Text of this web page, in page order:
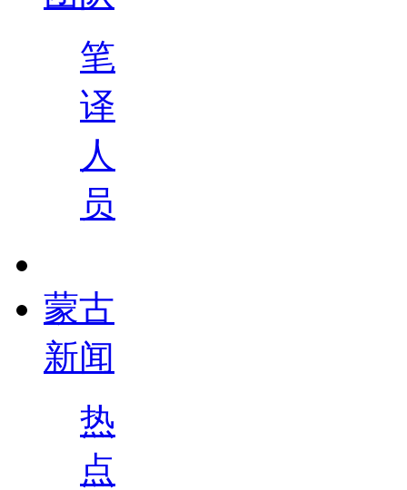
笔
译
人
员
蒙古
新闻
热
点